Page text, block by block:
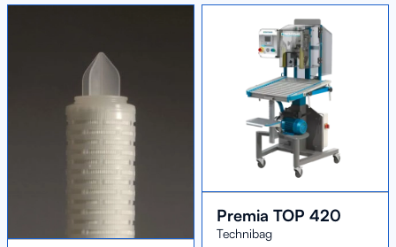
Premia TOP 420
Technibag